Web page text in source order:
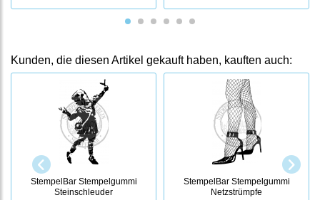
Kunden, die diesen Artikel gekauft haben, kauften auch:
StempelBar Stempelgummi
Steinschleuder
StempelBar Stempelgummi
Netzstrümpfe